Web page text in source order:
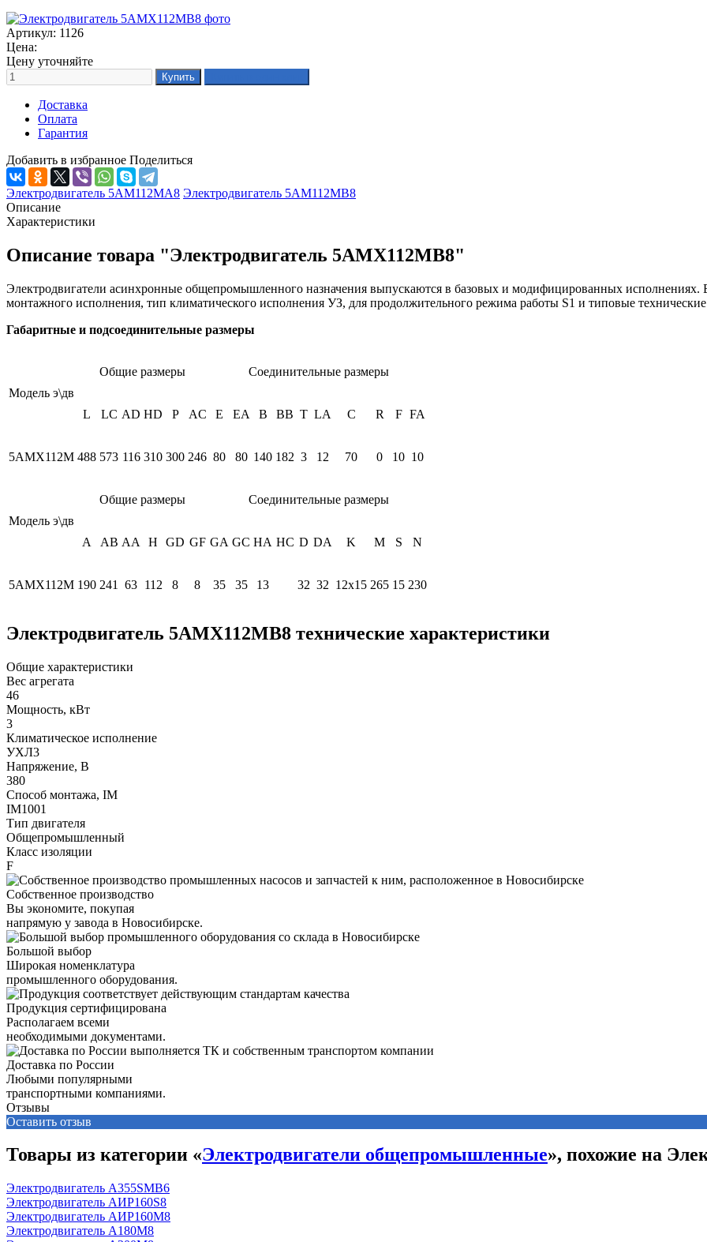
Артикул: 1126
Цена:
Цену уточняйте
Доставка
Оплата
Гарантия
Добавить в избранное Поделиться
Электродвигатель 5АМ112МА8 Электродвигатель 5АМ112МВ8
Описание
Характеристики
Описание товара "Электродвигатель 5АМХ112МВ8"
Электродвигатели асинхронные общепромышленного назначения выпускаются в базовых и модифицированных исполнениях.
монтажного исполнения, тип климатического исполнения УЗ, для продолжительного режима работы S1 и типовые
Габаритные и подсоединительные размеры
Модель э\дв
Общие размеры Соединительные размеры
L LC AD HD P AC E EA B BB T LA C R F FA
5АМХ112М 488 573 116 310 300 246 80 80 140 182 3 12 70 0 10 10
Модель э\дв
Общие размеры Соединительные размеры
A AB AA H GD GF GA GC HA HC D DA K M S N
5АМХ112М 190 241 63 112 8 8 35 35 13 32 32 12x15 265 15 230
Электродвигатель 5АМХ112МВ8 технические характеристики
Общие характеристики
Вес агрегата
46
Мощность, кВт
3
Климатическое исполнение
УХЛ3
Напряжение, В
380
Способ монтажа, IM
IM1001
Тип двигателя
Общепромышленный
Класс изоляции
F
Собственное производство
Вы экономите, покупая
напрямую у завода в Новосибирске.
Большой выбор
Широкая номенклатура
промышленного оборудования.
Продукция сертифицирована
Располагаем всеми
необходимыми документами.
Доставка по России
Любыми популярными
транспортными компаниями.
Отзывы
Оставить отзыв
Товары из категории «Электродвигатели общепромышленные», похожие на
Электродвигатель А355SМВ6
Электродвигатель АИР160S8
Электродвигатель АИР160М8
Электродвигатель А180М8